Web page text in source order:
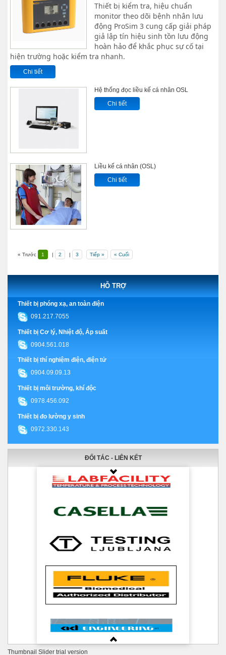
Thiết bị kiểm tra, hiệu chuẩn
monitor theo dõi bệnh nhân lưu
động ProSim 3 cung cấp giải pháp
giả lập tín hiệu sinh tồn lưu động
hoàn hảo để khắc phục sự cố tại
hiện trường hoặc kiểm tra nhanh.
Chi tiết
Hệ thống đọc liều kế cá nhân OSL
Chi tiết
Liều kế cá nhân (OSL)
Chi tiết
« Trước 1 | 2 | 3 Tiếp » « Cuối
HỖ TRỢ
Thiết bị phóng xạ, an toàn điện
091.217.7055
Thiết bị Cơ lý, Nhiệt độ, Áp suất
0904.561.018
Thiết bị thí nghiệm điện, điện tử
0904.09.09.13
Thiết bị môi trường, khí độc
0978.456.092
Thiết bị đo lường y sinh
0972.330.143
ĐỐI TÁC - LIÊN KẾT
Thumbnail Slider trial version